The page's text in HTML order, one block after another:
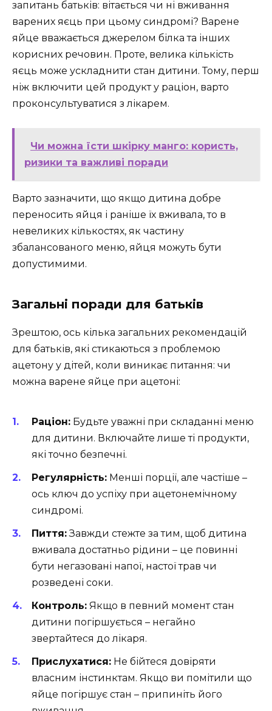
запитань батьків: вітається чи ні вживання
варених яєць при цьому синдромі? Варене
яйце вважається джерелом білка та інших
корисних речовин. Проте, велика кількість
яєць може ускладнити стан дитини. Тому, перш
ніж включити цей продукт у раціон, варто
проконсультуватися з лікарем.
Чи можна їсти шкірку манго: користь,
ризики та важливі поради
Варто зазначити, що якщо дитина добре
переносить яйця і раніше їх вживала, то в
невеликих кількостях, як частину
збалансованого меню, яйця можуть бути
допустимими.
Загальні поради для батьків
Зрештою, ось кілька загальних рекомендацій
для батьків, які стикаються з проблемою
ацетону у дітей, коли виникає питання: чи
можна варене яйце при ацетоні:
Раціон: Будьте уважні при складанні меню
для дитини. Включайте лише ті продукти,
які точно безпечні.
Регулярність: Менші порції, але частіше –
ось ключ до успіху при ацетонемічному
синдромі.
Пиття:Завжди стежте за тим, щоб дитина
вживала достатньо рідини – це повинні
бути негазовані напої, настої трав чи
розведені соки.
Контроль: Якщо в певний момент стан
дитини погіршується – негайно
звертайтеся до лікаря.
Прислухатися: Не бійтеся довіряти
власним інстинктам. Якщо ви помітили що
яйце погіршує стан – припиніть його